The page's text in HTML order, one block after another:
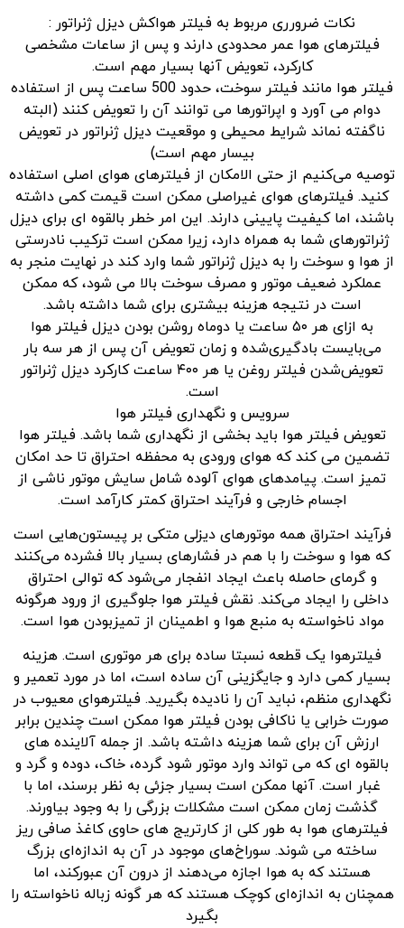
نکات ضرورری مربوط به فیلتر هواکش دیزل ژنراتور :
فیلترهای هوا عمر محدودی دارند و پس از ساعات مشخصی
کارکرد، تعویض آنها بسیار مهم است.
فیلتر هوا مانند فیلتر سوخت، حدود 500 ساعت پس از استفاده
دوام می آورد و اپراتورها می توانند آن را تعویض کنند (البته
ناگفته نماند شرایط محیطی و موقعیت دیزل ژنراتور در تعویض
بیسار مهم است)
توصیه می‌کنیم از حتی الامکان از فیلترهای هوای اصلی استفاده
کنید. فیلترهای هوای غیراصلی ممکن است قیمت کمی داشته
باشند، اما کیفیت پایینی دارند. این امر خطر بالقوه ای برای دیزل
ژنراتورهای شما به همراه دارد، زیرا ممکن است ترکیب نادرستی
از هوا و سوخت را به دیزل ژنراتور شما وارد کند در نهایت منجر به
عملکرد ضعیف موتور و مصرف سوخت بالا می شود، که ممکن
است در نتیجه هزینه بیشتری برای شما داشته باشد.
به ازای هر ۵۰ ساعت یا دوماه روشن بودن دیزل فیلتر هوا
می‌بایست بادگیری‌‌شده و زمان تعویض آن پس از هر سه بار
تعویض‌شدن فیلتر روغن یا هر ۴۰۰ ساعت کارکرد دیزل ژنراتور
است.
سرویس و نگهداری فیلتر هوا
تعویض فیلتر هوا باید بخشی از نگهداری شما باشد. فیلتر هوا
تضمین می کند که هوای ورودی به محفظه احتراق تا حد امکان
تمیز است. پیامدهای هوای آلوده شامل سایش موتور ناشی از
اجسام خارجی و فرآیند احتراق کمتر کارآمد است.
فرآیند احتراق همه موتورهای دیزلی متکی بر پیستون‌هایی است
که هوا و سوخت را با هم در فشارهای بسیار بالا فشرده می‌کنند
و گرمای حاصله باعث ایجاد انفجار می‌شود که توالی احتراق
داخلی را ایجاد می‌کند. نقش فیلتر هوا جلوگیری از ورود هرگونه
مواد ناخواسته به منبع هوا و اطمینان از تمیزبودن هوا است.
فیلترهوا یک قطعه نسبتا ساده برای هر موتوری است. هزینه
بسیار کمی دارد و جایگزینی آن ساده است، اما در مورد تعمیر و
نگهداری منظم، نباید آن را نادیده بگیرید. فیلترهوای معیوب در
صورت خرابی یا ناکافی بودن فیلتر هوا ممکن است چندین برابر
ارزش آن برای شما هزینه داشته باشد. از جمله آلاینده های
بالقوه ای که می تواند وارد موتور شود گرده، خاک، دوده و گرد و
غبار است. آنها ممکن است بسیار جزئی به نظر برسند، اما با
گذشت زمان ممکن است مشکلات بزرگی را به وجود بیاورند.
فیلترهای هوا به طور کلی از کارتریج های حاوی کاغذ صافی ریز
ساخته می شوند. سوراخ‌های موجود در آن به اندازه‌ای بزرگ
هستند که به هوا اجازه می‌دهند از درون آن عبورکند، اما
همچنان به اندازه‌ای کوچک هستند که هر گونه زباله ناخواسته را
بگیرد